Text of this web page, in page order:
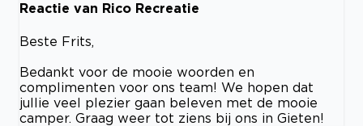
Reactie van Rico Recreatie
Beste Frits,
Bedankt voor de mooie woorden en
complimenten voor ons team! We hopen dat
jullie veel plezier gaan beleven met de mooie
camper. Graag weer tot ziens bij ons in Gieten!